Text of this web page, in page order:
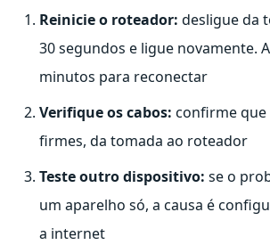
Reinicie o roteador: desligue da
30 segundos e ligue novamente.
minutos para reconectar
Verifique os cabos: confirme
firmes, da tomada ao roteador
Teste outro dispositivo: se o
um aparelho só, a causa é
a internet